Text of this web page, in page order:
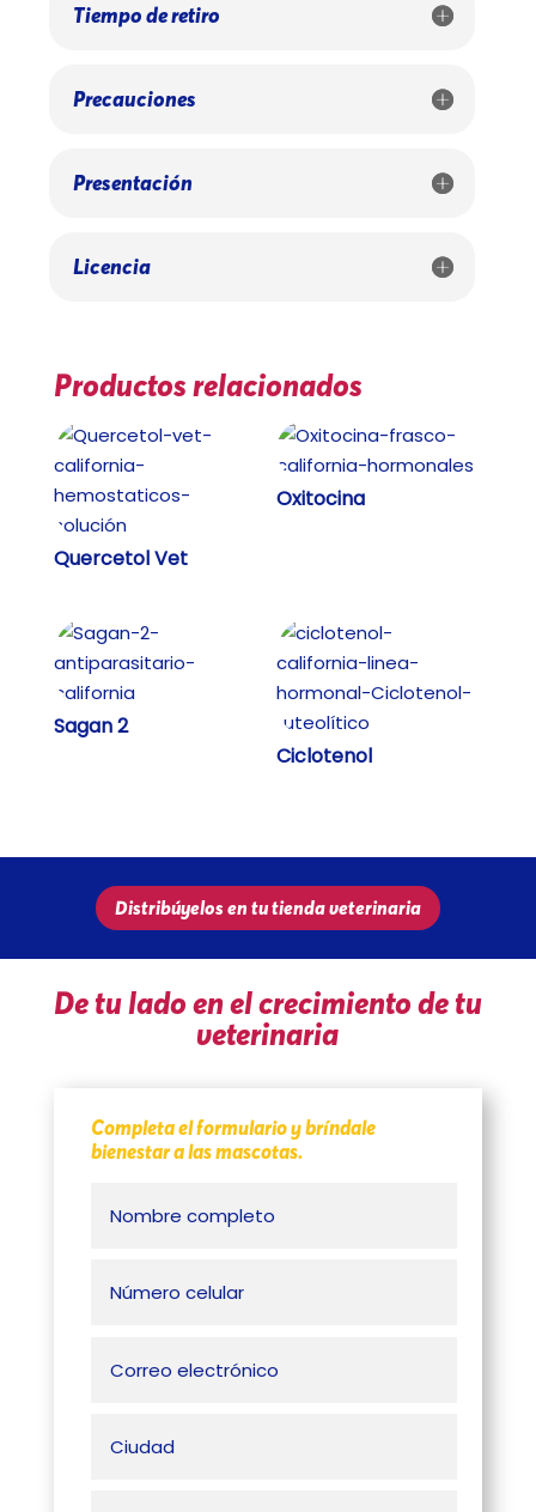
Tiempo de retiro
Precauciones
Presentación
Licencia
Productos relacionados
Quercetol Vet
Oxitocina
Sagan 2
Ciclotenol
Distribúyelos en tu tienda veterinaria
De tu lado en el crecimiento de tu
veterinaria
Completa el formulario y bríndale
bienestar a las mascotas.